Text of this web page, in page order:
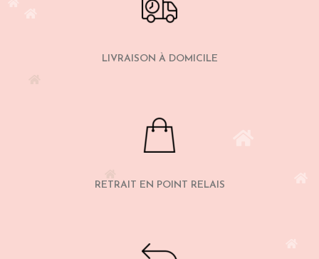
LIVRAISON À DOMICILE
RETRAIT EN POINT RELAIS